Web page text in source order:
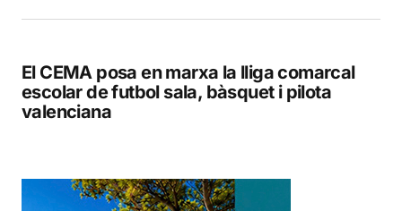
El CEMA posa en marxa la lliga comarcal
escolar de futbol sala, bàsquet i pilota
valenciana